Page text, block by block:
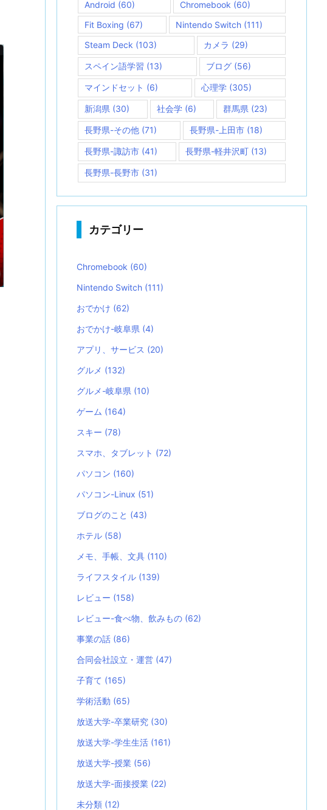
Android (60) Chromebook (60)
Fit Boxing (67) Nintendo Switch(111)
Steam Deck (103) カメラ (29)
スペイン語学習 (13) ブログ (56)
マインドセット (6) 心理学 (305)
新潟県 (30) 社会学(6) 群馬県 (23)
長野県-その他 (71) 長野県-上田市(18)
長野県-諏訪市 (41) 長野県-軽井沢町 (13)
長野県-長野市 (31)
カテゴリー
Chromebook (60)
Nintendo Switch (111)
おでかけ (62)
おでかけ-岐阜県 (4)
アプリ、サービス (20)
グルメ (132)
グルメ-岐阜県 (10)
ゲーム (164)
スキー (78)
スマホ、タブレット (72)
パソコン (160)
パソコン-Linux (51)
ブログのこと (43)
ホテル (58)
メモ、手帳、文具 (110)
ライフスタイル (139)
レビュー (158)
レビュー-食べ物、飲みもの (62)
事業の話 (86)
合同会社設立・運営 (47)
子育て (165)
学術活動 (65)
放送大学-卒業研究 (30)
放送大学-学生生活 (161)
放送大学-授業 (56)
放送大学-面接授業 (22)
未分類 (12)